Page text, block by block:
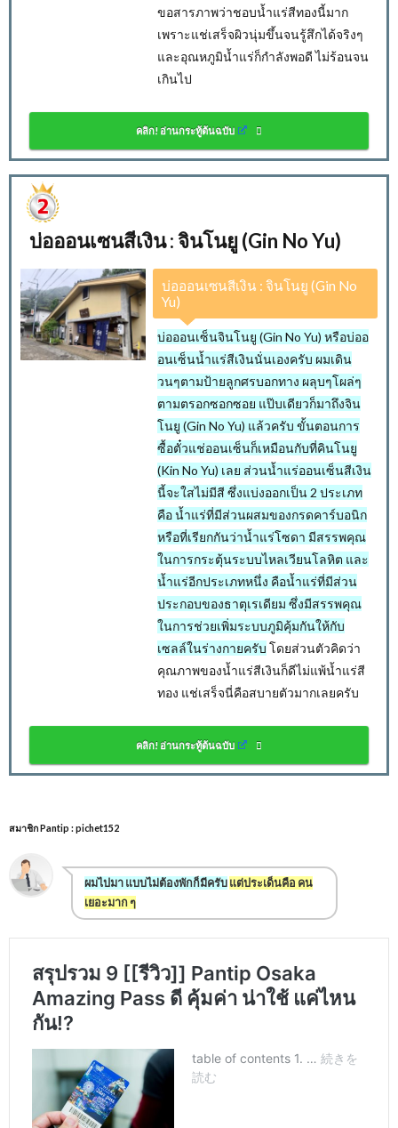
ขอสารภาพว่าชอบน้ำแร่สีทองนี้มาก
เพราะแช่เสร็จผิวนุ่มขึ้นจนรู้สึกได้จริงๆ
และอุณหภูมิน้ำแร่ก็กำลังพอดี ไม่ร้อนจน
เกินไป
คลิก! อ่านกระทู้ต้นฉบับ
บ่อออนเซนสีเงิน : จินโนยู (Gin No Yu)
บ่อออนเซนสีเงิน : จินโนยู (Gin No
Yu)
บ่อออนเซ็นจินโนยู (Gin No Yu) หรือบ่ออ
อนเซ็นน้ำแร่สีเงินนั่นเองครับ ผมเดิน
วนๆตามป้ายลูกศรบอกทาง ผลุบๆโผล่ๆ
ตามตรอกซอกซอย แป๊บเดียวก็มาถึงจิน
โนยู (Gin No Yu) แล้วครับ ขั้นตอนการ
ซื้อตั๋วแช่ออนเซ็นก็เหมือนกับที่คินโนยู
(Kin No Yu) เลย ส่วนน้ำแร่ออนเซ็นสีเงิน
นี้จะใสไม่มีสี ซึ่งแบ่งออกเป็น 2 ประเภท
คือ น้ำแร่ที่มีส่วนผสมของกรดคาร์บอนิก
หรือที่เรียกกันว่าน้ำแร่โซดา มีสรรพคุณ
ในการกระตุ้นระบบไหลเวียนโลหิต และ
น้ำแร่อีกประเภทหนึ่ง คือน้ำแร่ที่มีส่วน
ประกอบของธาตุเรเดียม ซึ่งมีสรรพคุณ
ในการช่วยเพิ่มระบบภูมิคุ้มกันให้กับ
เซลล์ในร่างกายครับ โดยส่วนตัวคิดว่า
คุณภาพของน้ำแร่สีเงินก็ดีไม่แพ้น้ำแร่สี
ทอง แช่เสร็จนี่คือสบายตัวมากเลยครับ
คลิก! อ่านกระทู้ต้นฉบับ
สมาชิก Pantip : pichet152
ผมไปมา แบบไม่ต้องพักก็มีครับ แต่ประเด็นคือ คน
เยอะมาก ๆ